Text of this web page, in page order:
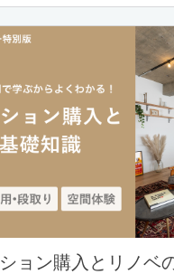
ョン購入とリノベ